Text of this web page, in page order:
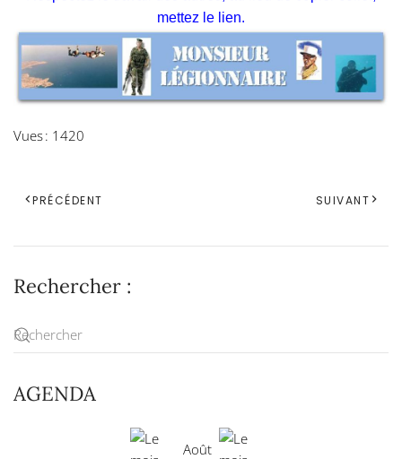
mettez le lien.
Vues : 1420
PRÉCÉDENT SUIVANT
Rechercher :
AGENDA
Août